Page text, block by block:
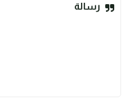
رسالة